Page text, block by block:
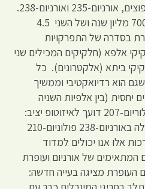
ליסוד אורניום שני איזוטופים נפוצים, אורניום-235 ואורניום-238.
זמן מחצית החיים של הראשון 700 מליון שנה ושל השני 4.5
בסדרה של התפרקויות
אלפא (חלקיקים המכילים שני
ביתא (אלקטרונים). כל
הוא רדיואקטיבי וממשיך
יחסית (בין אלפיות השניה
לכ-250,000 שנה) עד אשר טלוריום-207 דועך לאיזוטופ יציב:
עופרת-207 (בשרשרת המתחילה באורניום-238 פולוניום-210
גם במערכות אלו אנו יכולים למדוד
המתאימים של אורניום ועופרת
מציגה בעייה חדשה: